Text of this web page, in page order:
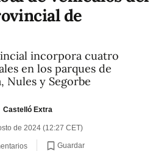
de
incorpora cuatro
en los parques de
Nules y Segorbe
Castelló Extra
de 2024 (12:27 CET)
Guardar